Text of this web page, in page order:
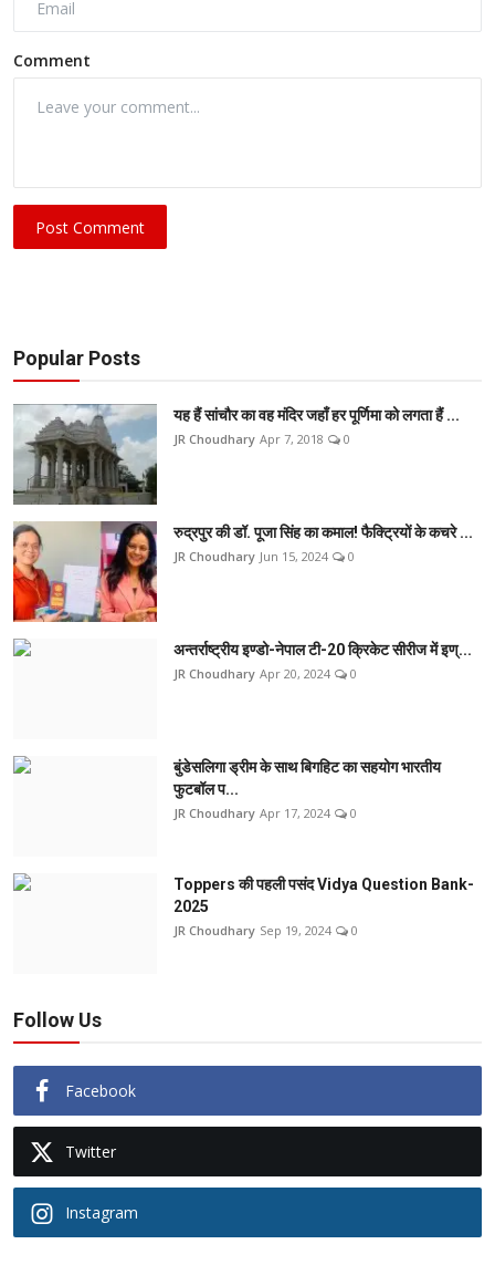
Comment
Post Comment
Popular Posts
यह हैं सांचौर का वह मंदिर जहाँ हर पूर्णिमा को लगता हैं ...
JR Choudhary Apr 7, 2018 0
रुद्रपुर की डॉ. पूजा सिंह का कमाल! फैक्ट्रियों के कचरे ...
JR Choudhary Jun 15, 2024 0
अन्तर्राष्ट्रीय इण्डो-नेपाल टी-20 क्रिकेट सीरीज में इण्...
JR Choudhary Apr 20, 2024 0
बुंडेसलिगा ड्रीम के साथ बिगहिट का सहयोग भारतीय
फुटबॉल प...
JR Choudhary Apr 17, 2024 0
Toppers की पहली पसंद Vidya Question Bank-
2025
JR Choudhary Sep 19, 2024 0
Follow Us
Facebook
Twitter
Instagram